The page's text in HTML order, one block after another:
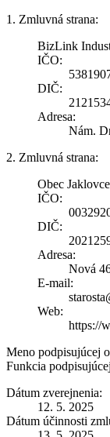
1. Zmluvná strana:
BizLink
IČO:
DIČ:
Adresa:
Nám.
2. Zmluvná strana:
Obec Jaklovce
IČO:
DIČ:
Adresa:
Nová
E-mail:
Web:
https://
Meno podpisujúcej
Funkcia
Dátum zverejnenia:
12. 5. 2025
Dátum účinnosti